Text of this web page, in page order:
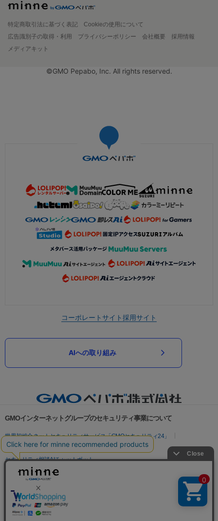
特定商取引法に基づく表記
Cookieの使用について
広告識別子の取得・利用
プライバシーポリシー 会社概要
採用情報
メディアキット
©GMO Pepabo, Inc. All rights reserved.
コーポレートサイト採用サイト
AIへの取り組み
GMOインターネットグループのセキュリティ事業について
世界初総合ネットセキュリティサービス「GMOセキュリティ24」
パスワード漏洩診断
Webサイトリスク診断
セキュリティ相談AIチャットボット
実在証明・盗聴対策
サイバー攻撃対策（GMO Flatt Security）
セキュリティ事業の軌跡